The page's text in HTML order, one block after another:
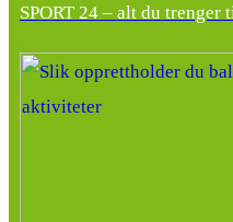
SPORT 24 – alt du